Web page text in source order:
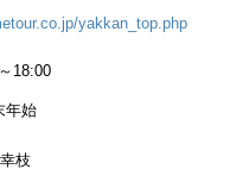
yakkan_top.php
18:00
年始
枝